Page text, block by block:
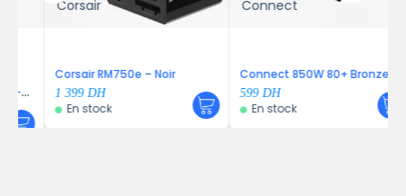
Corsair
Corsair RM750e – Noir
1 399DH
En stock
Connect
Connect 850W 80+ Bronze
599DH
En stock